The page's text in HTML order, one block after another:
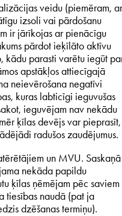
veidu (piemēram, ar
izsoli vai pārdošanu
ir jārīkojas ar pienācīgu
pārdot ieķīlāto aktīvu
kādu parasti varētu iegūt
apstākļos attiecīgajā
neievērošana negatīvi
kuras labticīgi ieguvušas
ieguvējam nav nekādu
ķīlas devējs var pieprasīt,
radušos zaudējumus.
un MVU. Saskaņā
nekāda papildu
ķīlas ņēmējam pēc saviem
tiesības naudā (pat ja
dzēšanas termiņu).